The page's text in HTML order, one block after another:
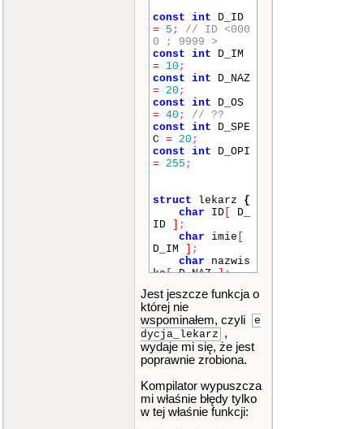
const int D_ID
=
5 ;
// ID <000
0 ; 9999 >
const int D_IM
=
10 ;
const int D_NAZ
=
20 ;
const int D_OS
= 40 ;
// ??
const int D_SPE
C = 20 ;
const int D_OPI
=
255 ;
struct lekarz {
char ID [
D_
ID ] ;
char imie [
D_IM ] ;
char nazwis
ko[D_NAZ];
k[ D_OS] ;
char
lnosc[D_SPEC
];
intilpacj;
};
structopinie{
charID [ D_
ID];
charopinia
Jest jeszcze funkcja o
której nie
wspominałem, czyli
e
dycja_lekarz ,
wydaje mi się, że jest
poprawnie zrobiona.
Kompilator wypuszcza
mi właśnie błędy tylko
w tej właśnie funkcji: